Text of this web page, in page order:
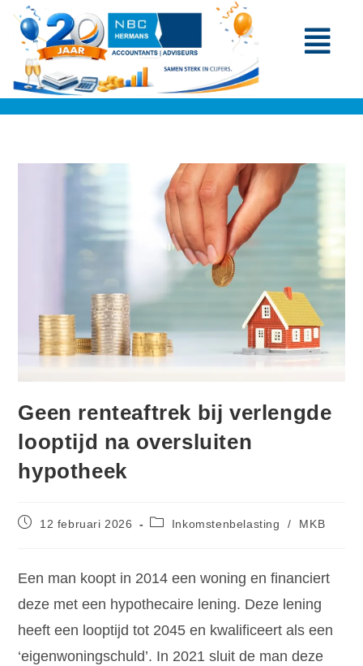
Geen renteaftrek bij verlengde
looptijd na oversluiten
hypotheek
12 februari 2026 Inkomstenbelasting / MKB
Een man koopt in 2014 een woning en financiert
deze met een hypothecaire lening. Deze lening
heeft een looptijd tot 2045 en kwalificeert als een
‘eigenwoningschuld’. In 2021 sluit de man deze